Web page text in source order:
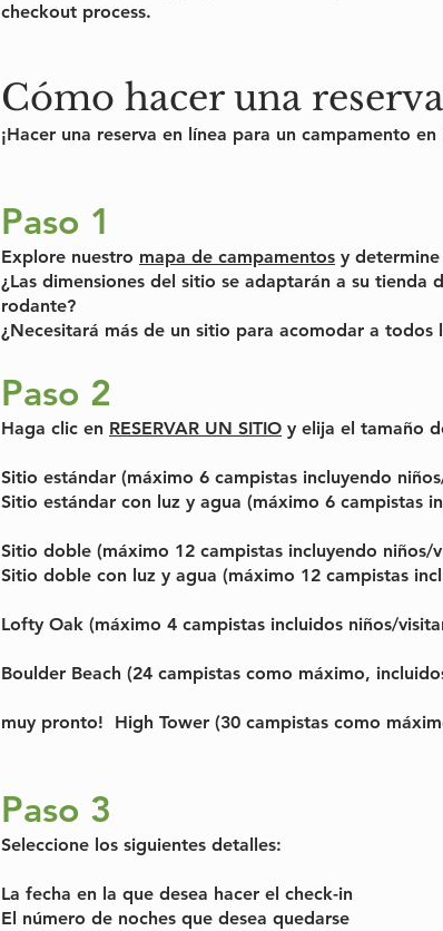
checkout process.
Cómo hacer una
¡Hacer una reserva en línea para un campamento
Paso 1
Explore nuestro mapa de campamentos y
¿Las dimensiones del sitio se adaptarán a su
rodante?
¿Necesitará más de un sitio para acomodar a todos
Paso 2
Haga clic en RESERVAR UN SITIO y elija el tamaño
Sitio estándar (máximo 6 campistas incluyendo
Sitio estándar con luz y agua (máximo 6 campistas
Sitio doble (máximo 12 campistas incluyendo niños/
Sitio doble con luz y agua (máximo 12 campistas
Lofty Oak (máximo 4 campistas incluidos niños/
Boulder Beach (24 campistas como máximo,
muy pronto! High Tower (30 campistas como
Paso 3
Seleccione los siguientes detalles:
La fecha en la que desea hacer el check-in
El número de noches que desea quedarse